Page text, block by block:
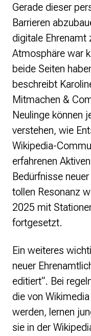
Gerade dieser
Barrieren
digitale Ehrenamt
Atmosphäre war
beide Seiten
beschreibt
Mitmachen &
Neulinge können
verstehen, wie
Wikipedia-
erfahrenen
Bedürfnisse
tollen Resonanz
2025 mit
fortgesetzt.
Ein weiteres
neuer
editiert“. Bei
die von
werden, lernen
sie in der